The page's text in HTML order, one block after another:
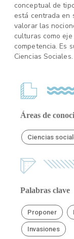
conceptual de
está centrada en
valorar las
culturas como
competencia. Es
Ciencias Sociales.
Áreas de
Ciencias
Palabras clave
Proponer
Invasiones